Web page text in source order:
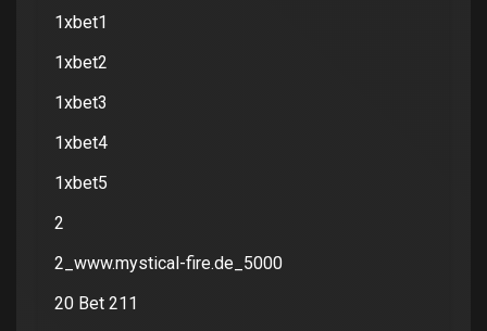
1xbet1
1xbet2
1xbet3
1xbet4
1xbet5
2
2_www.mystical-fire.de_5000
20 Bet 211